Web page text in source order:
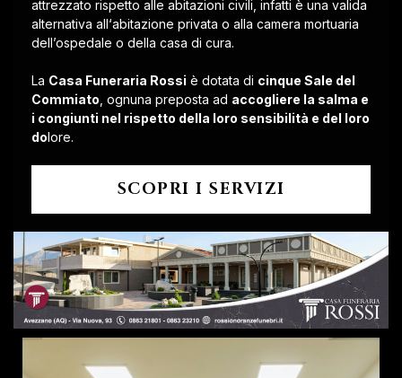
attrezzato rispetto alle abitazioni civili, infatti è una valida
alternativa all‘abitazione privata o alla camera mortuaria
dell’ospedale o della casa di cura.
La Casa Funeraria Rossi è dotata di cinque Sale del
Commiato , ognuna preposta ad accogliere la salma e
i congiunti nel rispetto della loro sensibilità e del loro
dolore.
SCOPRI I SERVIZI